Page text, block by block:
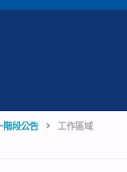
階段公告
工作區域